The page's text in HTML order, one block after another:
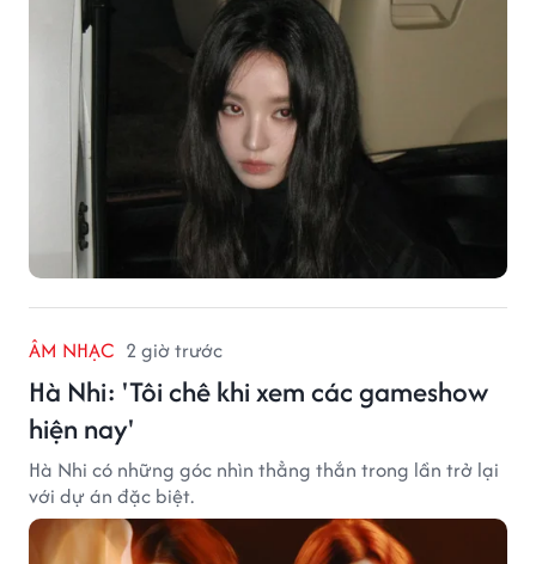
ÂM NHẠC 2 giờ trước
Hà Nhi: 'Tôi chê khi xem các gameshow
hiện nay'
Hà Nhi có những góc nhìn thẳng thắn trong lần trở lại
với dự án đặc biệt.